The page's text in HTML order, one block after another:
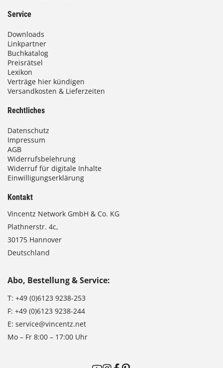
Service
Downloads
Linkpartner
Buchkatalog
Preisrätsel
Lexikon
Verträge hier kündigen
Versandkosten & Lieferzeiten
Rechtliches
Datenschutz
Impressum
AGB
Widerrufsbelehrung
Widerruf für digitale Inhalte
Einwilligungserklärung
Kontakt
Vincentz Network GmbH & Co. KG
Plathnerstr. 4c,
30175 Hannover
Deutschland
Abo, Bestellung & Service:
T: +49 (0)6123 9238-253
F: +49 (0)6123 9238-244
E: service@vincentz.net
Mo – Fr 8:00 – 17:00 Uhr